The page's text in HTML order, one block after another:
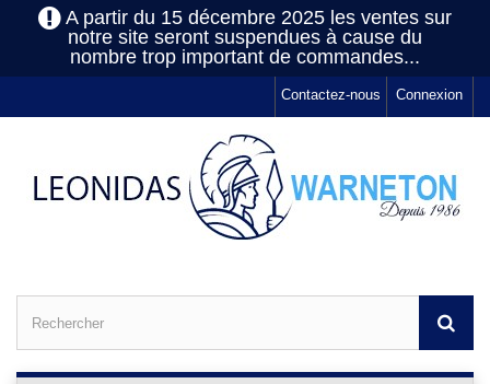
A partir du 15 décembre 2025 les ventes sur
notre site seront suspendues à cause du
nombre trop important de commandes...
Connexion
Contactez-nous